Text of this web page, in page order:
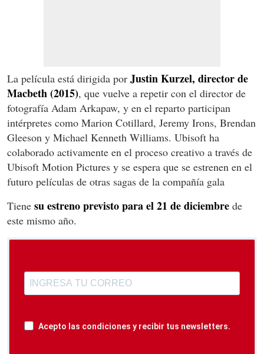
La película está dirigida por Justin Kurzel, director de
Macbeth (2015), que vuelve a repetir con el director de
fotografía Adam Arkapaw, y en el reparto participan
intérpretes como Marion Cotillard, Jeremy Irons, Brendan
Gleeson y Michael Kenneth Williams. Ubisoft ha
colaborado activamente en el proceso creativo a través de
Ubisoft Motion Pictures y se espera que se estrenen en el
futuro películas de otras sagas de la compañía gala
Tiene su estreno previsto para el 21 de diciembre de
este mismo año.
Acepto las condiciones y recibir tus newsletters.